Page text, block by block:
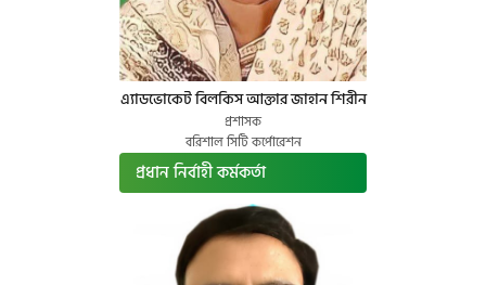
এ্যাডভোকেট বিলকিস আক্তার জাহান শিরীন
প্রশাসক
বরিশাল সিটি কর্পোরেশন
প্রধান নির্বাহী কর্মকর্তা